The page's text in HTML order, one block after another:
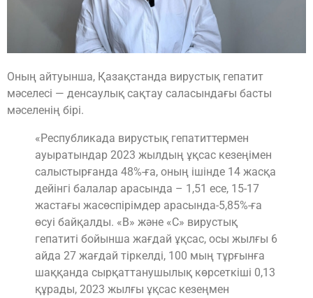
Оның айтуынша, Қазақстанда вирустық гепатит
мәселесі — денсаулық сақтау саласындағы басты
мәселенің бірі.
«Республикада вирустық гепатиттермен
ауыратындар 2023 жылдың ұқсас кезеңімен
салыстырғанда 48%-ға, оның ішінде 14 жасқа
дейінгі балалар арасында – 1,51 есе, 15-17
жастағы жасөспірімдер арасында-5,85%-ға
өсуі байқалды. «В» және «С» вирустық
гепатиті бойынша жағдай ұқсас, осы жылғы 6
айда 27 жағдай тіркелді, 100 мың тұрғынға
шаққанда сырқаттанушылық көрсеткіші 0,13
құрады, 2023 жылғы ұқсас кезеңмен